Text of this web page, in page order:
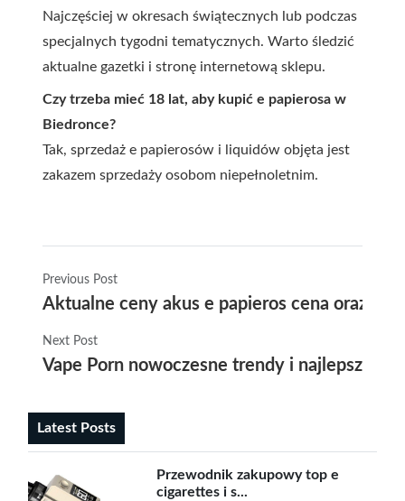
Najczęściej w okresach świątecznych lub podczas
specjalnych tygodni tematycznych. Warto śledzić
aktualne gazetki i stronę internetową sklepu.
Czy trzeba mieć 18 lat, aby kupić e papierosa w
Biedronce?
Tak, sprzedaż e papierosów i liquidów objęta jest
zakazem sprzedaży osobom niepełnoletnim.
Previous Post
Aktualne ceny akus e papieros cena oraz
Next Post
Vape Porn nowoczesne trendy i najlepsze
Latest Posts
Przewodnik zakupowy top e
cigarettes i s...